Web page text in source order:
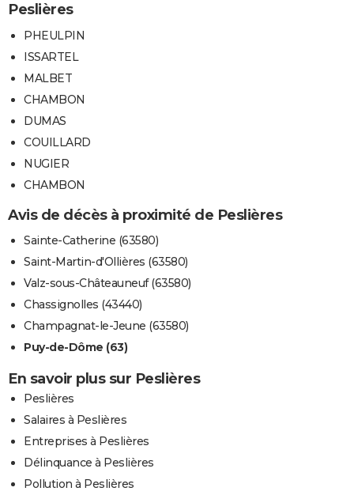
Peslières
PHEULPIN
ISSARTEL
MALBET
CHAMBON
DUMAS
COUILLARD
NUGIER
CHAMBON
Avis de décès à proximité de Peslières
Sainte-Catherine (63580)
Saint-Martin-d'Ollières (63580)
Valz-sous-Châteauneuf (63580)
Chassignolles (43440)
Champagnat-le-Jeune (63580)
Puy-de-Dôme (63)
En savoir plus sur Peslières
Peslières
Salaires à Peslières
Entreprises à Peslières
Délinquance à Peslières
Pollution à Peslières